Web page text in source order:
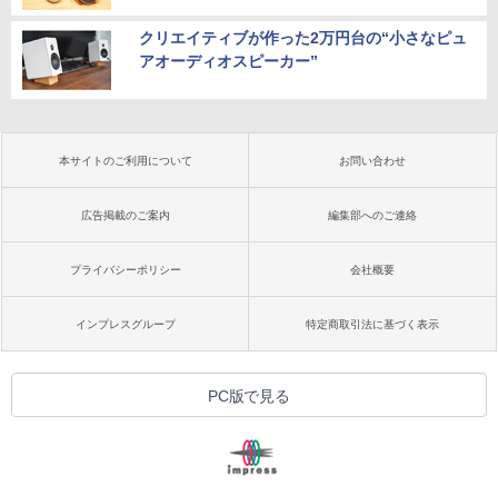
クリエイティブが作った2万円台の“小さなピュ
アオーディオスピーカー”
本サイトのご利用について お問い合わせ
広告掲載のご案内 編集部へのご連絡
プライバシーポリシー 会社概要
インプレスグループ 特定商取引法に基づく表示
PC版で見る